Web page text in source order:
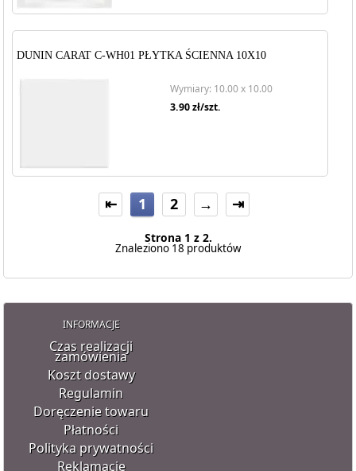
DUNIN CARAT C-WH01 PŁYTKA ŚCIENNA 10X10
Wymiary: 10.00 x 10.00
3.90zł/szt.
⇤ 1 2 → ⇥
Strona 1 z 2.
Znaleziono 18 produktów
INFORMACJE
Czas realizacji
zamówienia
Koszt dostawy
Regulamin
Doręczenie towaru
Płatności
Polityka prywatności
Reklamacje